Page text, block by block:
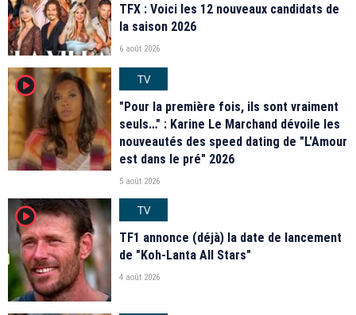
TFX : Voici les 12 nouveaux candidats de
la saison 2026
6 août 2026
player2
TV
"Pour la première fois, ils sont vraiment
seuls…" : Karine Le Marchand dévoile les
nouveautés des speed dating de "L'Amour
est dans le pré" 2026
5 août 2026
player2
TV
TF1 annonce (déjà) la date de lancement
de "Koh-Lanta All Stars"
4 août 2026